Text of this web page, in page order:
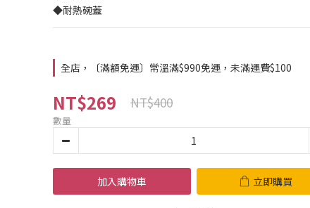
◆耐熱碗蓋
全店，〔滿額免運〕常溫滿$990免運，未滿運費$100
NT$269 NT$400
數量
加入購物車 立即購買